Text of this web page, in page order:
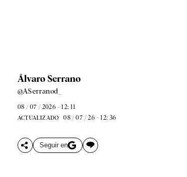
Álvaro Serrano
@ASerranod_
08 / 07 / 2026 - 12: 11
ACTUALIZADO 08 / 07 / 26 - 12: 36
Seguir en